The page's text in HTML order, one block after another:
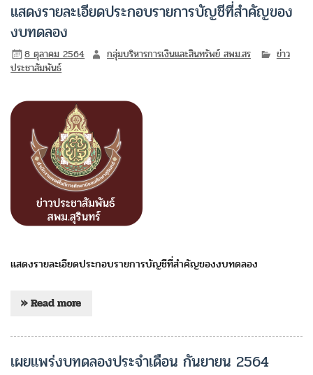
แสดงรายละเอียดประกอบรายการบัญชีที่สำคัญของ
งบทดลอง
8 ตุลาคม 2564 กลุ่มบริหารการเงินและสินทรัพย์ สพม.สร
ข่าว
ประชาสัมพันธ์
แสดงรายละเอียดประกอบรายการบัญชีที่สำคัญของงบทดลอง
» Read more
เผยแพร่งบทดลองประจำเดือน กันยายน 2564